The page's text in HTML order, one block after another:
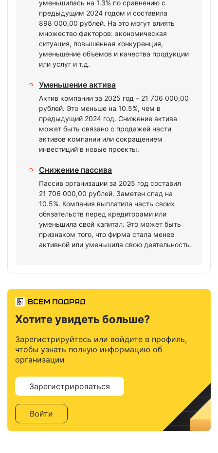
уменьшилась на 1.3% по сравнению с
предыдущим 2024 годом и составила
898 000,00 рублей. На это могут влиять
множество факторов: экономическая
ситуация, повышенная конкуренция,
уменьшение объемов и качества продукции
или услуг и т.д.
Уменьшение актива
Актив компании за 2025 год – 21 706 000,00
рублей. Это меньше на 10.5%, чем в
предыдущий 2024 год. Снижение актива
может быть связано с продажей части
активов компании или сокращением
инвестиций в новые проекты.
Снижение пассива
Пассив организации за 2025 год составил
21 706 000,00 рублей. Заметен спад на
10.5%. Компания выплатила часть своих
обязательств перед кредиторами или
уменьшила свой капитал. Это может быть
признаком того, что фирма стала менее
активной или уменьшила свою деятельность.
Хотите увидеть больше?
Зарегистрируйтесь или войдите в профиль,
чтобы узнать полную информацию об
организации
Зарегистрироваться
Войти